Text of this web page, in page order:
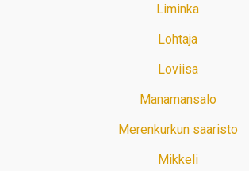
Liminka
Lohtaja
Loviisa
Manamansalo
Merenkurkun saaristo
Mikkeli